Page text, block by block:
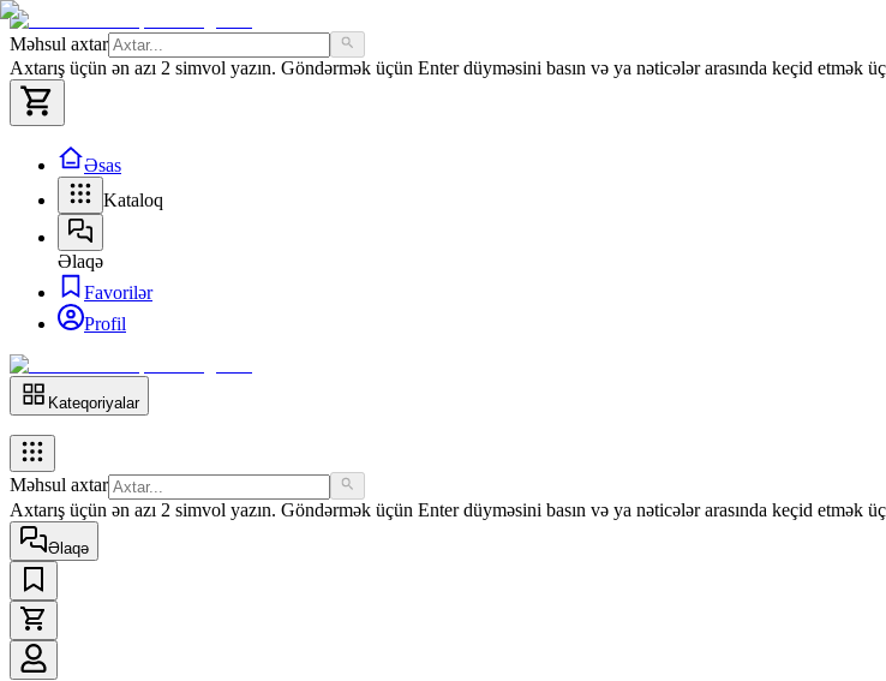
Məhsul axtar
Axtarış üçün ən azı 2 simvol yazın. Göndərmək üçün Enter düyməsini basın və ya nəticələr arasında keçid etmək
Əsas
Kataloq
Əlaqə
Favorilər
Profil
Kateqoriyalar
Məhsul axtar
Axtarış üçün ən azı 2 simvol yazın. Göndərmək üçün Enter düyməsini basın və ya nəticələr arasında keçid etmək
Əlaqə